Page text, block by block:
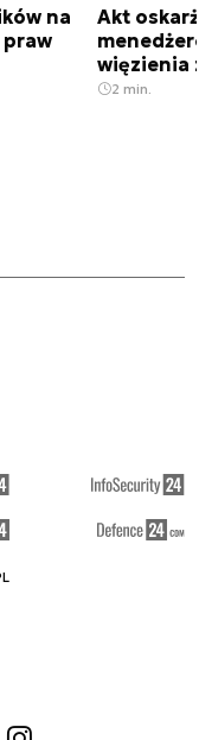
na
praw
Akt
więzienia
2 min.